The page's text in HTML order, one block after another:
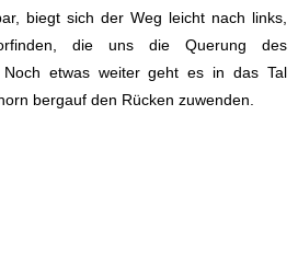
biegt sich der Weg leicht nach links,
die uns die Querung des
Noch etwas weiter geht es in das Tal
bergauf den Rücken zuwenden.